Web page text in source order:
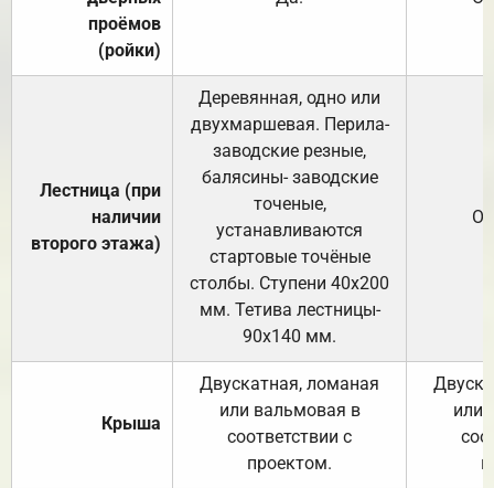
проёмов
(ройки)
Лестница (при
наличии
второго этажа)
Деревянная, одно или
двухмаршевая. Перила-
заводские резные,
балясины- заводские
точеные,
устанавливаются
стартовые точёные
столбы. Ступени 40х200
мм. Тетива лестницы-
90х140 мм.
Крыша
Двускатная, ломаная
или вальмовая в
соответствии с
проектом.
или